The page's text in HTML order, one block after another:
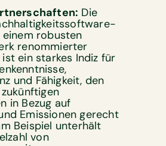
Die
robusten
renommierter
ein starkes Indiz für
und Fähigkeit, den
in Bezug auf
Emissionen gerecht
Beispiel unterhält
von